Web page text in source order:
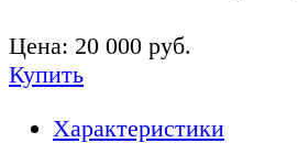
Цена: 20 000 руб.
Купить
Характеристики